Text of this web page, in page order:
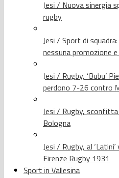
Jesi / Nuova sinergia
rugby
Jesi / Sport di
nessuna promozione
Jesi / Rugby, ‘Bubu’
perdono 7-26 contro
Jesi / Rugby,
Bologna
Jesi / Rugby, al
Firenze Rugby 1931
Sport in Vallesina